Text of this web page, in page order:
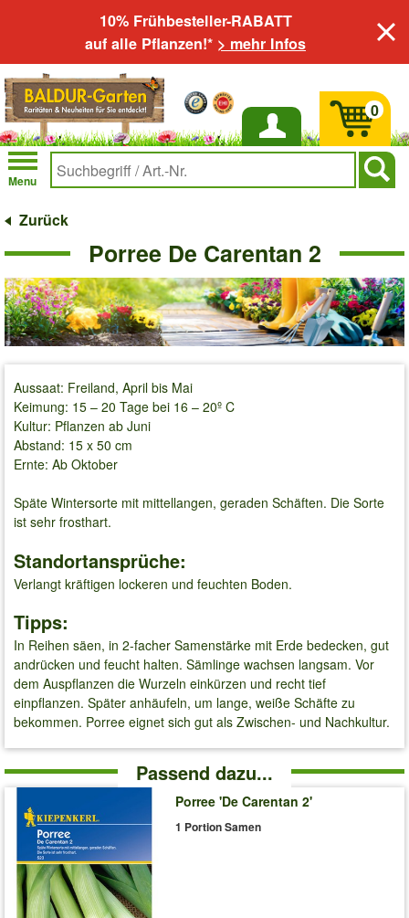
10% Frühbesteller-RABATT
auf alle Pflanzen!* > mehr Infos
Anmelden
Menu
0
Zurück
Porree De Carentan 2
Aussaat: Freiland, April bis Mai
Keimung: 15 – 20 Tage bei 16 – 20º C
Kultur: Pflanzen ab Juni
Abstand: 15 x 50 cm
Ernte: Ab Oktober
Späte Wintersorte mit mittellangen, geraden Schäften. Die Sorte
ist sehr frosthart.
Standortansprüche:
Verlangt kräftigen lockeren und feuchten Boden.
Tipps:
In Reihen säen, in 2-facher Samenstärke mit Erde bedecken, gut
andrücken und feucht halten. Sämlinge wachsen langsam. Vor
dem Auspflanzen die Wurzeln einkürzen und recht tief
einpflanzen. Später anhäufeln, um lange, weiße Schäfte zu
bekommen. Porree eignet sich gut als Zwischen- und Nachkultur.
Passend dazu...
Porree 'De Carentan 2'
1 Portion Samen